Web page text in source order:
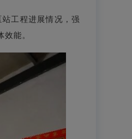
工程进展情况，强
能。